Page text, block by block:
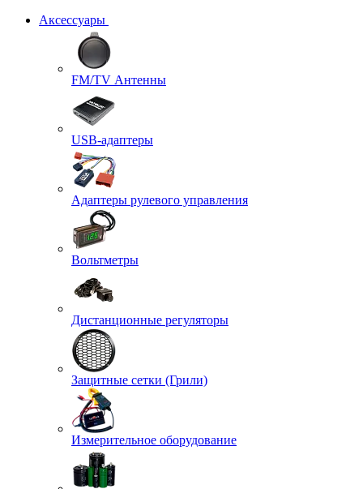
Аксессуары
FM/TV Антенны
USB-адаптеры
Адаптеры рулевого управления
Вольтметры
Дистанционные регуляторы
Защитные сетки (Грили)
Измерительное оборудование